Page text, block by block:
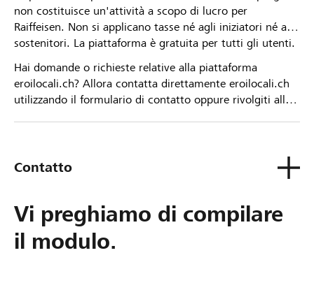
non costituisce un'attività a scopo di lucro per
Raiffeisen. Non si applicano tasse né agli iniziatori né ai
sostenitori. La piattaforma è gratuita per tutti gli utenti.
Hai domande o richieste relative alla piattaforma
eroilocali.ch? Allora contatta direttamente eroilocali.ch
utilizzando il formulario di contatto oppure rivolgiti alla
Contatto
Vi preghiamo di compilare
il modulo.